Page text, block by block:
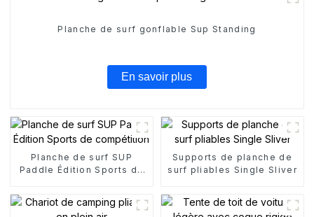
Planche de surf gonflable Sup Standing
En savoir plus
Planche de surf SUP
Paddle Édition Sports de
Supports de planche de
surf pliables Single Sliver